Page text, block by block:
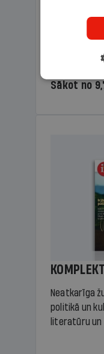
Ģimenes
lasāmviela
Sākot no
Neatkarīga
politikā un
literatūru un